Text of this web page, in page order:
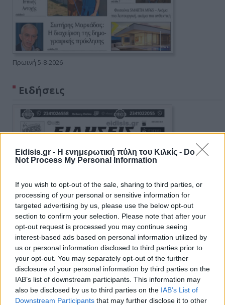
Eidisis.gr - Η ενημερωτική πύλη του Κιλκίς - Do
Not Process My Personal Information
If you wish to opt-out of the sale, sharing to third parties, or
processing of your personal or sensitive information for
targeted advertising by us, please use the below opt-out
section to confirm your selection. Please note that after your
opt-out request is processed you may continue seeing
interest-based ads based on personal information utilized by
us or personal information disclosed to third parties prior to
your opt-out. You may separately opt-out of the further
disclosure of your personal information by third parties on the
IAB’s list of downstream participants. This information may
also be disclosed by us to third parties on the IAB’s List of
Downstream Participants that may further disclose it to other
Πρωινή 5-8-2026
Ειδήσεις